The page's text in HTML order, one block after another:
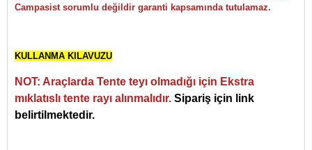
Campasist sorumlu değildir garanti kapsamında tutulamaz.
KULLANMA KILAVUZU
NOT: Araçlarda Tente teyı olmadığı için Ekstra
mıklatıslı tente rayı alınmalıdır. Sipariş için link
belirtilmektedir.